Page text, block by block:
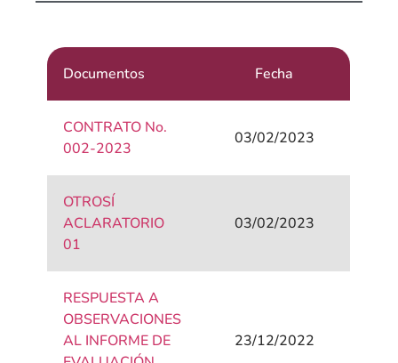
Documentos Fecha
CONTRATO No.
002-2023
03/02/2023
OTROSÍ
ACLARATORIO
01
03/02/2023
RESPUESTA A
OBSERVACIONES
AL INFORME DE
23/12/2022